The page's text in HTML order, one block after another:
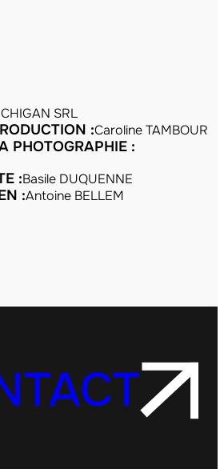
SRL
:Caroline TAMBOUR
PHOTOGRAPHIE :
:Basile DUQUENNE
:Antoine BELLEM